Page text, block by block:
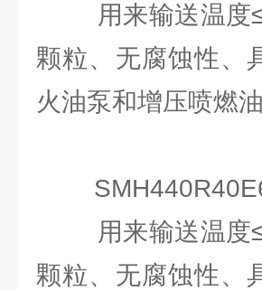
用来输送温度
颗粒、无腐蚀性、
火油泵和增压喷燃
用来输送温度
颗粒、无腐蚀性、